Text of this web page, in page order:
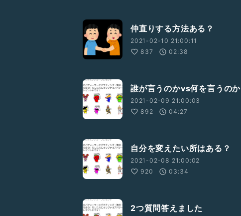
仲直りする方法ある？
2021-02-10 21:00:11
837
02:38
誰が言うのかvs何を言うのか
2021-02-09 21:00:03
892
04:27
自分を変えたい所はある？
2021-02-08 21:00:02
920
03:34
2つ質問答えました